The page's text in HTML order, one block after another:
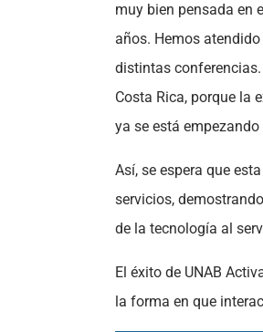
muy bien pensada en
años. Hemos
distintas
Costa Rica, porque la
ya se está
Así, se espera que
servicios,
de la tecnología al
El éxito de UNAB
la forma en que